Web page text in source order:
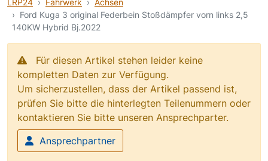
LRP24 Fahrwerk
Achsen
Ford Kuga 3 original Federbein Stoßdämpfer vorn links 2,5
140KW Hybrid Bj.2022
Für diesen Artikel stehen leider keine
kompletten Daten zur Verfügung.
Um sicherzustellen, dass der Artikel passend ist,
prüfen Sie bitte die hinterlegten Teilenummern oder
kontaktieren Sie bitte unseren Ansprechparter.
Ansprechpartner